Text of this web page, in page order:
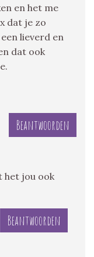
en het me
dat je zo
lieverd en
dat ook
Beantwoorden
het jou ook
Beantwoorden